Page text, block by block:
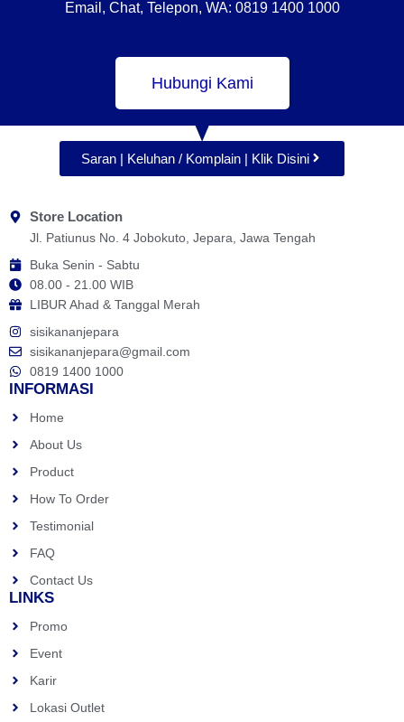
Email, Chat, Telepon, WA: 0819 1400 1000
Hubungi Kami
Saran | Keluhan / Komplain | Klik Disini
Store Location
Jl. Patiunus No. 4 Jobokuto, Jepara, Jawa Tengah
Buka Senin - Sabtu
08.00 - 21.00 WIB
LIBUR Ahad & Tanggal Merah
sisikananjepara
sisikananjepara@gmail.com
0819 1400 1000
INFORMASI
Home
About Us
Product
How To Order
Testimonial
FAQ
Contact Us
LINKS
Promo
Event
Karir
Lokasi Outlet